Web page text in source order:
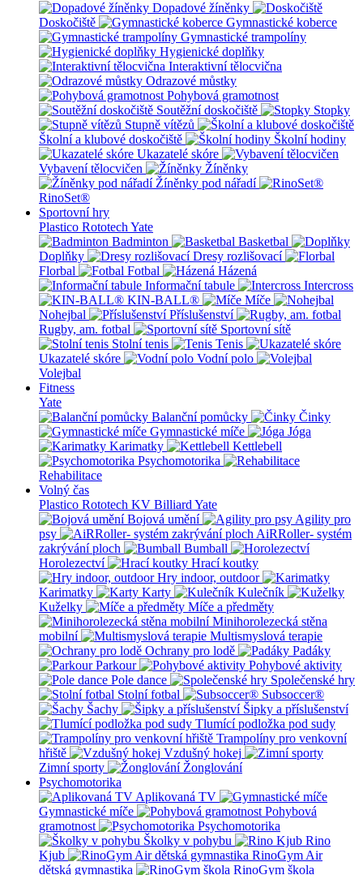
Dopadové žíněnky
Doskočiště
Gymnastické koberce
Gymnastické trampolíny
Hygienické doplňky
Interaktivní tělocvična
Odrazové můstky
Pohybová gramotnost
Soutěžní doskočiště
Stopky
Stupně vítězů
Školní a klubové doskočiště
Školní hodiny
Ukazatelé skóre
Vybavení tělocvičen
Žíněnky
Žíněnky pod nářadí
RinoSet®
Sportovní hry
Plastico Rototech Yate
Badminton
Basketbal
Doplňky
Dresy rozlišovací
Florbal
Fotbal
Házená
Informační tabule
Intercross
KIN-BALL®
Míče
Nohejbal
Příslušenství
Rugby, am. fotbal
Sportovní sítě
Stolní tenis
Tenis
Ukazatelé skóre
Vodní polo
Volejbal
Fitness
Yate
Balanční pomůcky
Činky
Gymnastické míče
Jóga
Karimatky
Kettlebell
Psychomotorika
Rehabilitace
Volný čas
Plastico Rototech KV Billiard Yate
Bojová umění
Agility pro
psy
AiRRoller- systém
zakrývání ploch
Bumball
Horolezectví
Hrací koutky
Hry indoor, outdoor
Karimatky
Karty
Kulečník
Kuželky
Míče a předměty
Minihorolezecká stěna
mobilní
Multismyslová terapie
Ochrany pro lodě
Padáky
Parkour
Pohybové aktivity
Pole dance
Společenské hry
Stolní fotbal
Subsoccer®
Šachy
Šipky a příslušenství
Tlumící podložka pod sudy
Trampolíny pro venkovní
hřiště
Vzdušný hokej
Zimní sporty
Žonglování
Psychomotorika
Aplikovaná TV
Gymnastické míče
Pohybová
gramotnost
Psychomotorika
Školky v pohybu
Rino
Kjub
RinoGym Air
dětská gymnastika
RinoGym škola